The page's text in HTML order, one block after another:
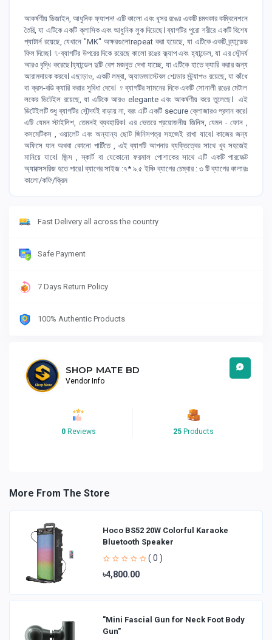
আকর্ষণীয় ডিজাইন, আধুনিক ফ্যাশন! এটি কালো এবং ধূসর রঙের একটি চমৎকার কম্বিনেশনে
তৈরি, যা এটিকে একটি ক্লাসিক এবং আধুনিক লুক দিয়েছে। ব্যাগটির পুরো শরীরে একটি বিশেষ
প্যাটার্ন রয়েছে, যেখানে "MK" অক্ষরগুলোrepeat করা হয়েছে, যা এটিকে একটি ব্র্যান্ডেড
ফিল দিচ্ছে। ✨ব্যাগটির উপরের দিকে রয়েছে কালো রঙের ফ্ল্যাপ এবং হ্যান্ডেল, যা এর সৌন্দর্য
আরও বৃদ্ধি করেছে।হ্যান্ডেল দুটি বেশ মজবুত দেখা যাচ্ছে, যা এটিকে হাতে ক্যারি করার জন্য
আরামদায়ক করবে। এছাড়াও, একটি লম্বা, অ্যাডজাস্টেবল শোল্ডার স্ট্র্যাপও রয়েছে, যা কাঁধে
বা ক্রস-বডি ক্যারি করার সুবিধা দেবে। ‍♀️ব্যাগটির সামনের দিকে একটি সোনালী রঙের মেটাল
লকের ডিটেইল রয়েছে, যা এটিকে আরও elegante এবং আকর্ষণীয় করে তুলেছে। এই
ডিটেইলটি শুধু ব্যাগটির সৌন্দর্যই বাড়ায় না, বরং এটি একটি secure ক্লোজারও প্রদান করে।
এটি যেমন স্টাইলিশ, তেমনই ব্যবহারিক। এর ভেতরে প্রয়োজনীয় জিনিস, যেমন - ফোন ,
কসমেটিকস , ওয়ালেট এবং অন্যান্য ছোট জিনিসপত্র সহজেই রাখা যাবে। কাজের জন্য
অফিসে যান অথবা কোনো পার্টিতে , এই ব্যাগটি আপনার ব্যক্তিত্বের সাথে খুব সহজেই
মানিয়ে যাবে। জিন্স , স্কার্ট বা যেকোনো ফরমাল পোশাকের সাথে এটি একটি পারফেক্ট
অ্যাক্সেসরিজ হতে পারে। ব্যাগের সাইজ :৭* ৯.৫ ইঞ্চি ব্যাগের চেম্বার : ৩ টি ব্যাগের কালারঃ
কালো/কফি/ক্রিম
Fast Delivery all across the country
Safe Payment
7 Days Return Policy
100% Authentic Products
SHOP MATE BD
Vendor Info
0 Reviews 25 Products
More From The Store
Hoco BS52 20W Colorful Karaoke
Bluetooth Speaker
( 0 )
৳4,800.00
"Mini Fascial Gun for Neck Foot Body
Gun"